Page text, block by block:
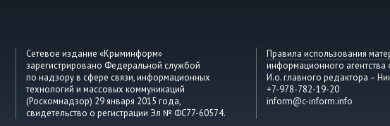
Сетевое издание «Крыминформ»
зарегистрировано Федеральной службой
по надзору в сфере связи, информационных
технологий и массовых коммуникаций
(Роскомнадзор) 29 января 2015 года,
свидетельство о регистрации Эл № ФС77-60574.
Правила использования
информационного
И.о. главного редактора –
+7-978-782-19-20
inform@c-inform.info